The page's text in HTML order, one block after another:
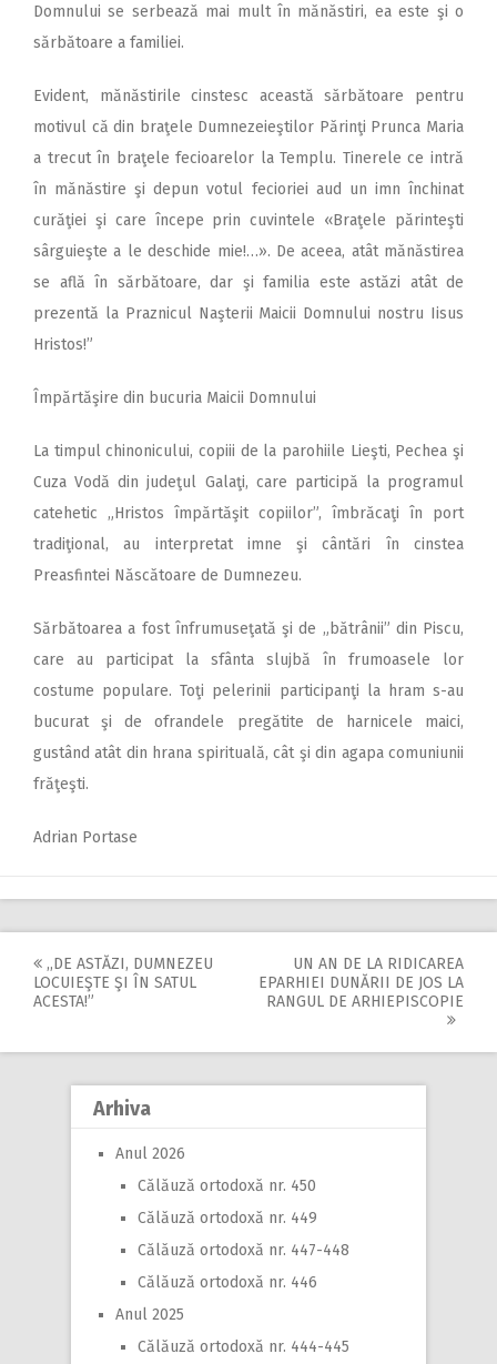
Domnului se serbează mai mult în mănăstiri, ea este şi o
sărbătoare a familiei.
Evident, mănăstirile cinstesc această sărbătoare pentru
motivul că din braţele Dumnezeieştilor Părinţi Prunca Maria
a trecut în braţele fecioarelor la Templu. Tinerele ce intră
în mănăstire şi depun votul fecioriei aud un imn închinat
curăţiei şi care începe prin cuvintele «Braţele părinteşti
sârguieşte a le deschide mie!…». De aceea, atât mănăstirea
se află în sărbătoare, dar şi familia este astăzi atât de
prezentă la Praznicul Naşterii Maicii Domnului nostru Iisus
Hristos!”
Împărtăşire din bucuria Maicii Domnului
La timpul chinonicului, copiii de la parohiile Lieşti, Pechea şi
Cuza Vodă din judeţul Galaţi, care participă la programul
catehetic „Hristos împărtăşit copiilor”, îmbrăcaţi în port
tradiţional, au interpretat imne şi cântări în cinstea
Preasfintei Născătoare de Dumnezeu.
Sărbătoarea a fost înfrumuseţată şi de „bătrânii” din Piscu,
care au participat la sfânta slujbă în frumoasele lor
costume populare. Toţi pelerinii participanţi la hram s-au
bucurat şi de ofrandele pregătite de harnicele maici,
gustând atât din hrana spirituală, cât şi din agapa comuniunii
frăţeşti.
Adrian Portase
Post
,,DE ASTĂZI, DUMNEZEU
LOCUIEŞTE ŞI ÎN SATUL
ACESTA!”
UN AN DE LA RIDICAREA
EPARHIEI DUNĂRII DE JOS LA
RANGUL DE ARHIEPISCOPIE
Arhiva
Anul 2026
Călăuză ortodoxă nr. 450
Călăuză ortodoxă nr. 449
Călăuză ortodoxă nr. 447-448
Călăuză ortodoxă nr. 446
Anul 2025
Călăuză ortodoxă nr. 444-445